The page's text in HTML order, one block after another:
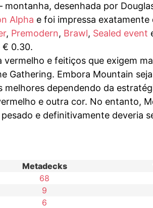
montanha, desenhada por
Alpha e foi impressa
, Premodern, Brawl, Sealed event
€ 0.30.
vermelho e feitiços que exigem
Gathering. Embora Mountain
melhores dependendo da
e outra cor. No entanto,
e definitivamente deveria
Metadecks
68
9
6